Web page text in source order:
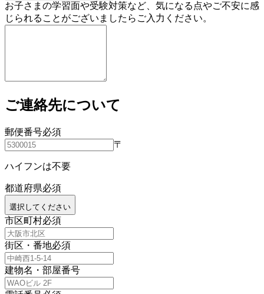
お子さまの学習面や受験対策など、気になる点やご不安に感
じられることがございましたらご入力ください。
ご連絡先について
郵便番号必須
〒
ハイフンは不要
都道府県必須
選択してください
市区町村必須
街区・番地必須
建物名・部屋番号